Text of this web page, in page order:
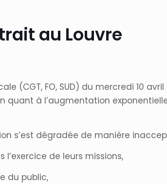
au Louvre
(CGT, FO, SUD) du mercredi 10
à l’augmentation
s’est dégradée de manière
de leurs missions,
du public,